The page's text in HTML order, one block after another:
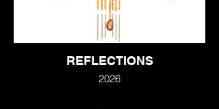
REFLECTIONS
2026